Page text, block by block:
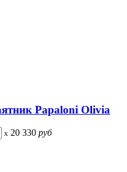
Papaloni Olivia
x 20 330 руб